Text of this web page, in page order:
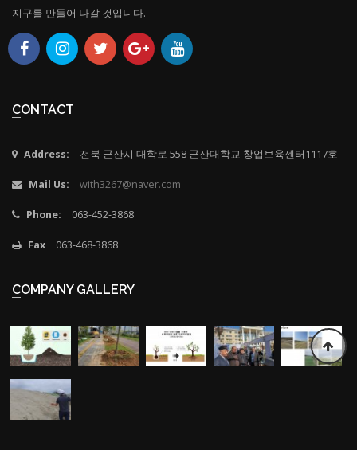
지구를 만들어 나갈 것입니다.
CONTACT
Address: 전북 군산시 대학로 558 군산대학교 창업보육센터1117호
Mail Us: with3267@naver.com
Phone: 063-452-3868
Fax 063-468-3868
COMPANY GALLERY